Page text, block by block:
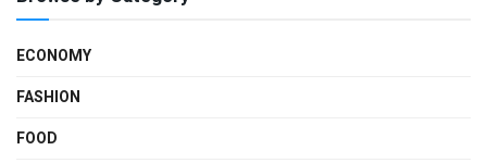
ECONOMY
FASHION
FOOD